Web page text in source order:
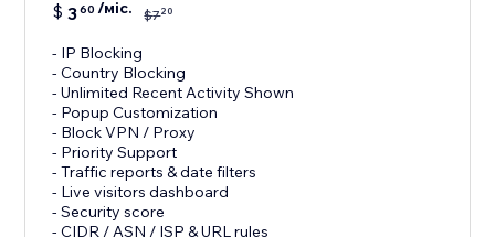
$ 360 /міс. $720
- IP Blocking
- Country Blocking
- Unlimited Recent Activity Shown
- Popup Customization
- Block VPN / Proxy
- Priority Support
- Traffic reports & date filters
- Live visitors dashboard
- Security score
- CIDR / ASN / ISP & URL rules